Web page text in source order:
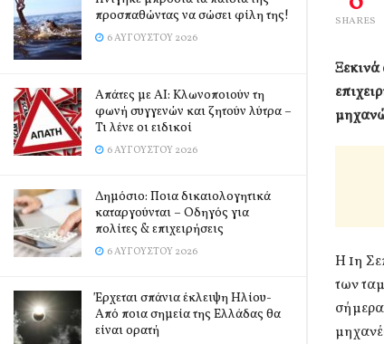
προσπαθώντας να σώσει φίλη της!
6 ΑΥΓΟΎΣΤΟΥ 2026
Απάτες με AI: Κλωνοποιούν τη
φωνή συγγενών και ζητούν λύτρα –
Τι λένε οι ειδικοί
6 ΑΥΓΟΎΣΤΟΥ 2026
Δημόσιο: Ποια δικαιολογητικά
καταργούνται – Οδηγός για
πολίτες & επιχειρήσεις
6 ΑΥΓΟΎΣΤΟΥ 2026
Έρχεται σπάνια έκλειψη Ηλίου-
Από ποια σημεία της Ελλάδας θα
είναι ορατή
SHARES
Η 1η
των